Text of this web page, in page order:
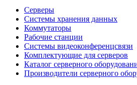
Серверы
Системы хранения данных
Коммутаторы
Рабочие станции
Системы видеоконференцсвязи
Комплектующие для серверов
Каталог серверного
Производители серверного